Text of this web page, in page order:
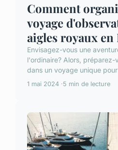
Comment
voyage
aigles royaux en
Envisagez-vous une
l'ordinaire? Alors, préparez-
dans un voyage unique
1 mai 2024 5 min de lecture